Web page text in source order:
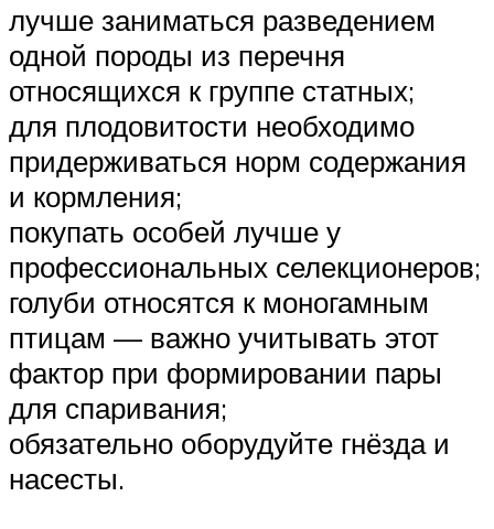
лучше заниматься разведением
одной породы из перечня
относящихся к группе статных;
для плодовитости необходимо
придерживаться норм содержания
и кормления;
покупать особей лучше у
профессиональных селекционеров;
голуби относятся к моногамным
птицам — важно учитывать этот
фактор при формировании пары
для спаривания;
обязательно оборудуйте гнёзда и
насесты.